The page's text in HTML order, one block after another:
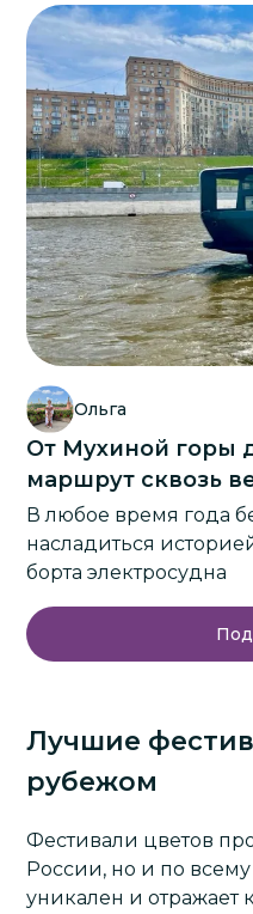
Ольга
От Мухиной горы
маршрут сквозь
В любое время года
насладиться
борта электросудна
Лучшие
рубежом
Фестивали цветов
России, но и по
уникален и отражает